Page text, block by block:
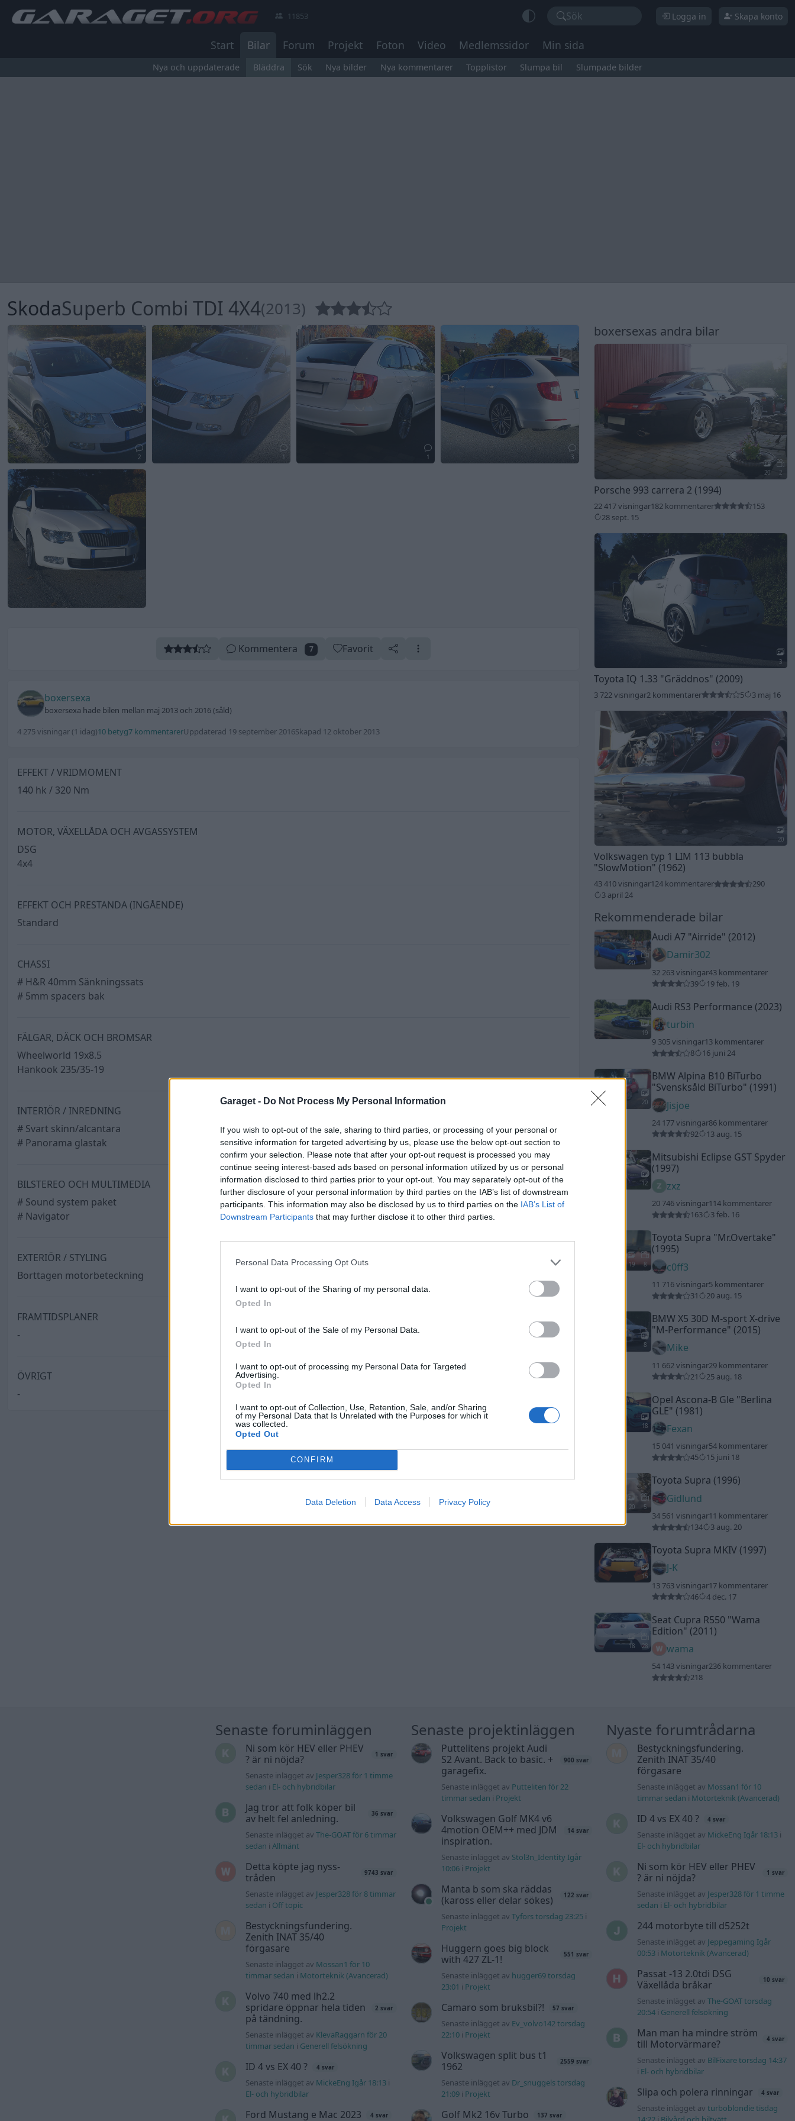
Garaget - Do Not Process My Personal Information
If you wish to opt-out of the sale, sharing to third parties, or processing of your personal or
sensitive information for targeted advertising by us, please use the below opt-out section to
confirm your selection. Please note that after your opt-out request is processed you may
continue seeing interest-based ads based on personal information utilized by us or personal
information disclosed to third parties prior to your opt-out. You may separately opt-out of the
further disclosure of your personal information by third parties on the IAB’s list of downstream
participants. This information may also be disclosed by us to third parties on the IAB’s List of
Downstream Participants that may further disclose it to other third parties.
Personal Data Processing Opt Outs
I want to opt-out of the Sharing of my personal data.
Opted In
I want to opt-out of the Sale of my Personal Data.
Opted In
I want to opt-out of processing my Personal Data for Targeted
Advertising.
Opted In
I want to opt-out of Collection, Use, Retention, Sale, and/or Sharing
of my Personal Data that Is Unrelated with the Purposes for which it
was collected.
Opted Out
CONFIRM
Data Deletion Data Access Privacy Policy
11853 Sök Logga in Skapa konto
Start Bilar Forum Projekt Foton Video Medlemssidor Min sida
Nya och uppdaterade Bläddra Sök Nya bilder Nya kommentarer Topplistor Slumpa bil Slumpade bilder
SkodaSuperb Combi TDI 4X4(2013)
2 1 1 3
Kommentera 7 Favorit
boxersexa
boxersexa hade bilen mellan maj 2013 och 2016 (såld)
4 275 visningar (1 idag)10 betyg7 kommentarerUppdaterad 19 september 2016Skapad 12 oktober 2013
EFFEKT / VRIDMOMENT
140 hk / 320 Nm
MOTOR, VÄXELLÅDA OCH AVGASSYSTEM
DSG
4x4
EFFEKT OCH PRESTANDA (INGÅENDE)
Standard
CHASSI
# H&R 40mm Sänkningssats
# 5mm spacers bak
FÄLGAR, DÄCK OCH BROMSAR
Wheelworld 19x8.5
Hankook 235/35-19
INTERIÖR / INREDNING
# Svart skinn/alcantara
# Panorama glastak
BILSTEREO OCH MULTIMEDIA
# Sound system paket
# Navigator
EXTERIÖR / STYLING
Borttagen motorbeteckning
FRAMTIDSPLANER
-
ÖVRIGT
-
boxersexas andra bilar
20 2
Porsche 993 carrera 2 (1994)
22 417 visningar182 kommentarer
153
28 sept. 15
3
Toyota IQ 1.33 "Gräddnos" (2009)
3 722 visningar2 kommentarer 5 3 maj 16
20
Volkswagen typ 1 LIM 113 bubbla
"SlowMotion" (1962)
43 410 visningar124 kommentarer
290
3 april 24
Rekommenderade bilar
20 1
Audi A7 "Airride" (2012)
Damir302
32 263 visningar43 kommentarer
39
19 feb. 19
19
Audi RS3 Performance (2023)
turbin
9 305 visningar13 kommentarer
8
16 juni 24
20
BMW Alpina B10 BiTurbo
"Svensksåld BiTurbo" (1991)
Jisjoe
24 177 visningar86 kommentarer
92
13 aug. 15
12
Mitsubishi Eclipse GST Spyder
(1997)
zxz
20 746 visningar114 kommentarer
163
3 feb. 16
19 8
Toyota Supra "Mr.Overtake"
(1995)
c0ff3
11 716 visningar5 kommentarer
31
20 aug. 15
8
BMW X5 30D M-sport X-drive
"M-Performance" (2015)
Mike
11 662 visningar29 kommentarer
21
25 aug. 18
18
Opel Ascona-B Gle "Berlina
GLE" (1981)
Fexan
15 041 visningar54 kommentarer
45
15 juni 18
20 5
Toyota Supra (1996)
Gidlund
34 561 visningar11 kommentarer
134
3 aug. 20
15
Toyota Supra MKIV (1997)
J-K
13 763 visningar17 kommentarer
46
4 dec. 17
18 28
Seat Cupra R550 "Wama
Edition" (2011)
wama
54 143 visningar236 kommentarer
218
Senaste foruminläggen
Ni som kör HEV eller PHEV
? är ni nöjda?
1 svar
Senaste inlägget av Jesper328 för 1 timme
sedan i El- och hybridbilar
Jag tror att folk köper bil
av helt fel anledning.
36 svar
Senaste inlägget avThe-GOAT för 6 timmar
sedan iAllmänt
Detta köpte jag nyss-
tråden
9743 svar
Senaste inlägget av Jesper328 för 8 timmar
sedan i Off topic
Bestyckningsfundering.
Zenith INAT 35/40
förgasare
Senaste inlägget av Mossan1 för 10
timmar sedan i Motorteknik (Avancerad)
Volvo 740 med lh2.2
spridare öppnar hela tiden
på tändning.
2 svar
Senaste inlägget av KlevaRaggarn för 20
timmar sedan i Generell felsökning
ID 4 vs EX 40 ? 4 svar
Senaste inlägget av MickeEng Igår 18:13 i
El- och hybridbilar
Ford Mustang e Mac 2023 4 svar
Senaste projektinläggen
Puttelitens projekt Audi
S2 Avant. Back to basic. +
garagefix.
900 svar
Senaste inlägget av Putteliten för 22
timmar sedan i Projekt
Volkswagen Golf MK4 v6
4motion OEM++ med JDM
inspiration.
14 svar
Senaste inlägget av Stol3n_Identity Igår
10:06i Projekt
Manta b som ska räddas
(kaross eller delar sökes)
122 svar
Senaste inlägget av Tyfors torsdag 23:25i
Projekt
Huggern goes big block
with 427 ZL-1!
551 svar
Senaste inlägget av hugger69 torsdag
23:01 i Projekt
Camaro som bruksbil?! 57 svar
Senaste inlägget av Ev_volvo142 torsdag
22:10i Projekt
Volkswagen split bus t1
1962
2559 svar
Senaste inlägget av Dr_snuggels torsdag
21:09i Projekt
Golf Mk2 16v Turbo 137 svar
Nyaste forumtrådarna
Bestyckningsfundering.
Zenith INAT 35/40
förgasare
Senaste inlägget av Mossan1 för 10
timmar sedan i Motorteknik (Avancerad)
ID 4 vs EX 40 ? 4 svar
Senaste inlägget av MickeEng Igår 18:13i
El- och hybridbilar
Ni som kör HEV eller PHEV
? är ni nöjda?
1 svar
Senaste inlägget av Jesper328 för 1 timme
sedan i El- och hybridbilar
244 motorbyte till d5252t
Senaste inlägget av Jeppegaming Igår
00:53i Motorteknik (Avancerad)
Passat -13 2.0tdi DSG
Växellåda bråkar
10 svar
Senaste inlägget av The-GOAT torsdag
20:54i Generell felsökning
Man man ha mindre ström
till Motorvärmare?
4 svar
Senaste inlägget av BilFixare torsdag 14:37
i El- och hybridbilar
Slipa och polera rinningar 4 svar
Senaste inlägget av turboblondie tisdag